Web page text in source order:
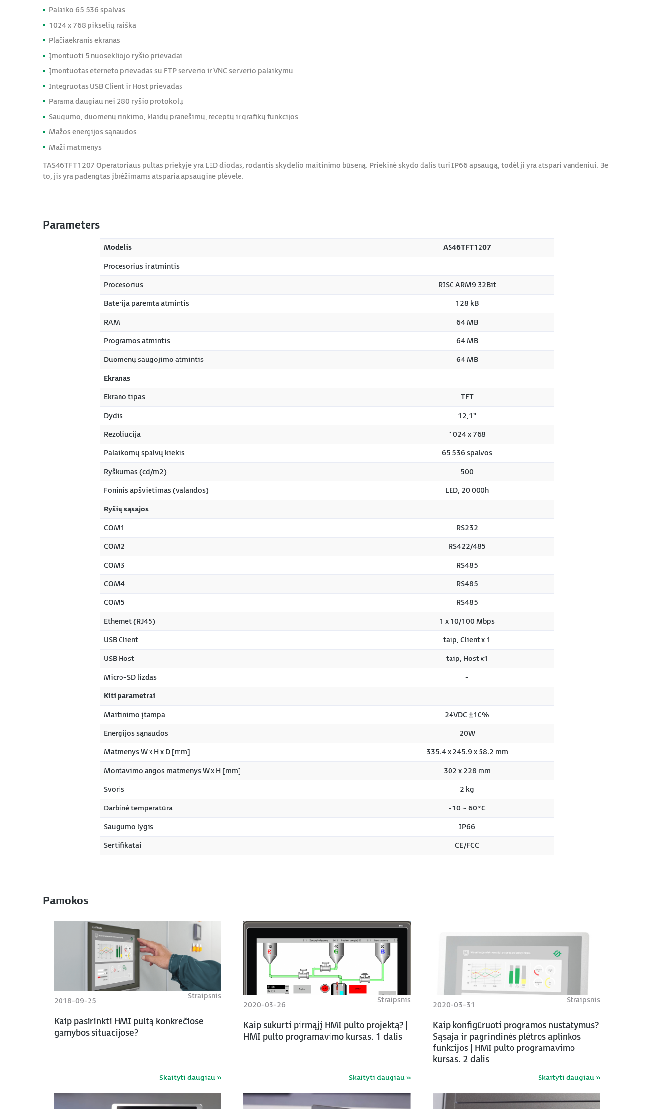
Palaiko 65 536 spalvas
1024 x 768 pikselių raiška
Plačiaekranis ekranas
Įmontuoti 5 nuosekliojo ryšio prievadai
Įmontuotas eterneto prievadas su FTP serverio ir VNC serverio palaikymu
Integruotas USB Client ir Host prievadas
Parama daugiau nei 280 ryšio protokolų
Saugumo, duomenų rinkimo, klaidų pranešimų, receptų ir grafikų funkcijos
Mažos energijos sąnaudos
Maži matmenys
TAS46TFT1207 Operatoriaus pultas priekyje yra LED diodas, rodantis skydelio maitinimo būseną. Priekinė skydo dalis turi IP66 apsaugą, todėl ji yra atspari vandeniui. Be
to, jis yra padengtas įbrėžimams atsparia apsaugine plėvele.
Parameters
Modelis
AS46TFT1207
Procesorius ir atmintis
Procesorius
RISC ARM9 32Bit
Baterija paremta atmintis
128 kB
RAM
64 MB
Programos atmintis
64 MB
Duomenų saugojimo atmintis
64 MB
Ekranas
Ekrano tipas
TFT
Dydis
12,1"
Rezoliucija
1024 x 768
Palaikomų spalvų kiekis
65 536 spalvos
Ryškumas (cd/m2)
500
Foninis apšvietimas (valandos)
LED, 20 000h
Ryšių sąsajos
COM1
RS232
COM2
RS422/485
COM3
RS485
COM4
RS485
COM5
RS485
Ethernet (RJ45)
1 x 10/100 Mbps
USB Client
taip, Client x 1
USB Host
taip, Host x1
Micro-SD lizdas
-
Kiti parametrai
Maitinimo įtampa
24VDC ±10%
Energijos sąnaudos
20W
Matmenys W x H x D [mm]
335.4 x 245.9 x 58.2 mm
Montavimo angos matmenys W x H [mm]
302 x 228 mm
Svoris
2 kg
Darbinė temperatūra
-10 ~ 60°C
Saugumo lygis
IP66
Sertifikatai
CE/FCC
Pamokos
Straipsnis
2018-09-25
Kaip pasirinkti HMI pultą konkrečiose
gamybos situacijose?
Skaityti daugiau »
Straipsnis
2020-03-26
Kaip sukurti pirmąjį HMI pulto projektą? |
HMI pulto programavimo kursas. 1 dalis
Skaityti daugiau »
Straipsnis
2020-03-31
Kaip konfigūruoti programos nustatymus?
Sąsaja ir pagrindinės plėtros aplinkos
funkcijos | HMI pulto programavimo
kursas. 2 dalis
Skaityti daugiau »